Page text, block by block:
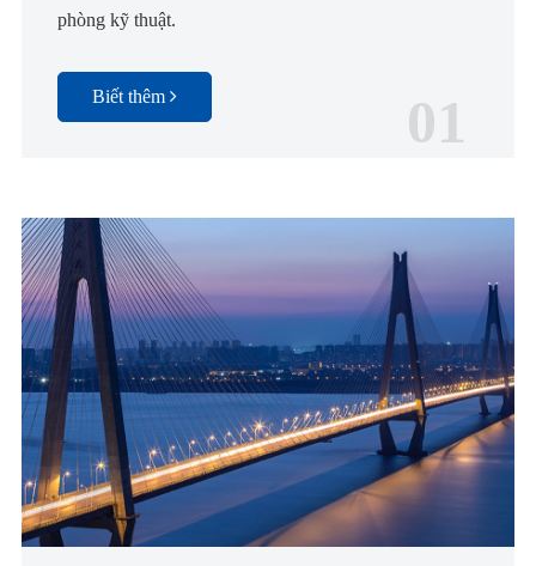
phòng kỹ thuật.
Biết thêm 01